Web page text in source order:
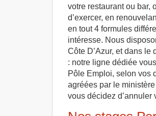
votre restaurant ou bar,
d’exercer, en
en tout 4 formules
intéresse. Nous
Côte D’Azur, et dans
: notre ligne dédiée
Pôle Emploi, selon vos
agréées par le
vous décidez